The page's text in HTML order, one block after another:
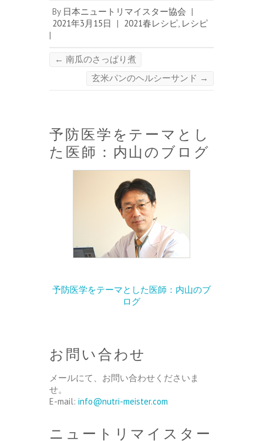
By 日本ニュートリマイスター協会 |
2021年3月15日 | 2021春レシピ レシピ
|
← 南瓜のさっぱり煮
玄米パンのヘルシーサンド →
予防医学をテーマとし
た医師：内山のブログ
予防医学をテーマとした医師：内山のブ
ログ
お問い合わせ
メールにて、お問い合わせくださいま
せ。
E-mail: info@nutri-meister.com
ニュートリマイスター